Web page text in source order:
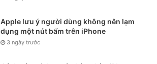
Apple lưu ý người dùng không nên lạm
dụng một nút bấm trên iPhone
3 ngày trước